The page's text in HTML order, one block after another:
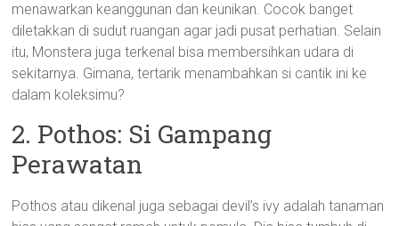
menawarkan keanggunan dan keunikan. Cocok banget
diletakkan di sudut ruangan agar jadi pusat perhatian. Selain
itu, Monstera juga terkenal bisa membersihkan udara di
sekitarnya. Gimana, tertarik menambahkan si cantik ini ke
dalam koleksimu?
2. Pothos: Si Gampang
Perawatan
Pothos atau dikenal juga sebagai devil’s ivy adalah tanaman